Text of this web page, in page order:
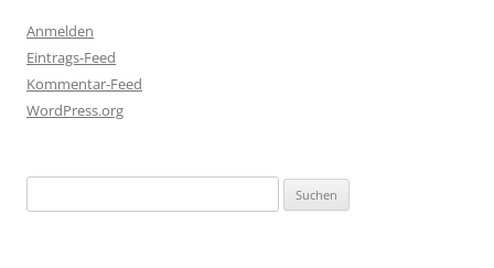
Anmelden
Eintrags-Feed
Kommentar-Feed
WordPress.org
nach: